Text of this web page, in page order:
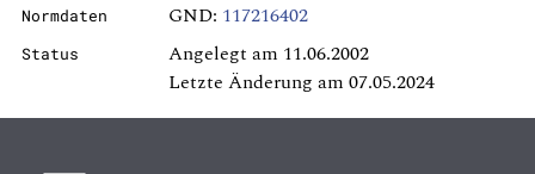
Normdaten GND: 117216402
Status
Angelegt am 11.06.2002
Letzte Änderung am 07.05.2024